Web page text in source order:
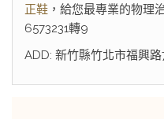
正鞋 ，給您最專業的物理
6573231轉9
ADD: 新竹縣竹北市福興